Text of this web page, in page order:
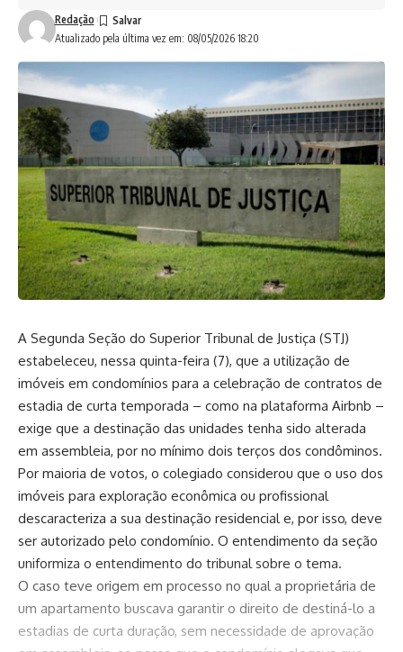
Atualizado pela última vez em: 08/05/2026 18:20
Redação
A Segunda Seção do Superior Tribunal de Justiça (STJ)
estabeleceu, nessa quinta-feira (7), que a utilização de
imóveis em condomínios para a celebração de contratos de
estadia de curta temporada – como na plataforma Airbnb –
exige que a destinação das unidades tenha sido alterada
em assembleia, por no mínimo dois terços dos condôminos.
Por maioria de votos, o colegiado considerou que o uso dos
imóveis para exploração econômica ou profissional
descaracteriza a sua destinação residencial e, por isso, deve
ser autorizado pelo condomínio. O entendimento da seção
uniformiza o entendimento do tribunal sobre o tema.
O caso teve origem em processo no qual a proprietária de
um apartamento buscava garantir o direito de destiná-lo a
estadias de curta duração, sem necessidade de aprovação